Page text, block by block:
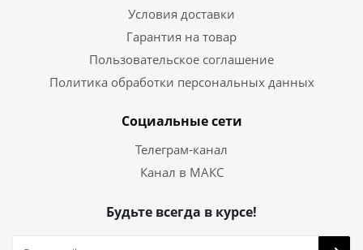
Условия доставки
Гарантия на товар
Пользовательское соглашение
Политика обработки персональных данных
Социальные сети
Телеграм-канал
Канал в МАКС
Будьте всегда в курсе!